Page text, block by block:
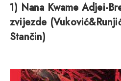
1) Nana Kwame Adjei-
zvijezde
Stančin)